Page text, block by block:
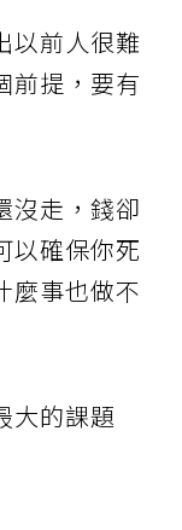
以前人很難
前提，要有
沒走，錢卻
以確保你死
麼事也做不
大的課題